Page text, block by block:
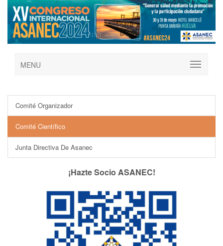
MENU
Comité Organizador
Comité Científico
Junta Directiva De Asanec
¡Hazte Socio ASANEC!